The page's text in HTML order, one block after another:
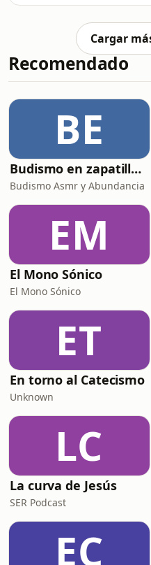
Cargar
Recomendado
BE
Budismo en zapatillas, El budismo sin sermones
Budismo Asmr y Abundancia
EM
El Mono Sónico
El Mono Sónico
ET
En torno al Catecismo
Unknown
LC
La curva de Jesús
SER Podcast
EC